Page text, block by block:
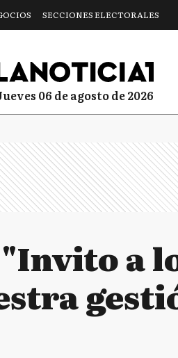
SECCIONES ELECTORALES
jueves 06 de agosto de 2026
a